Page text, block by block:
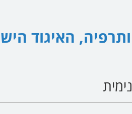
האיגוד